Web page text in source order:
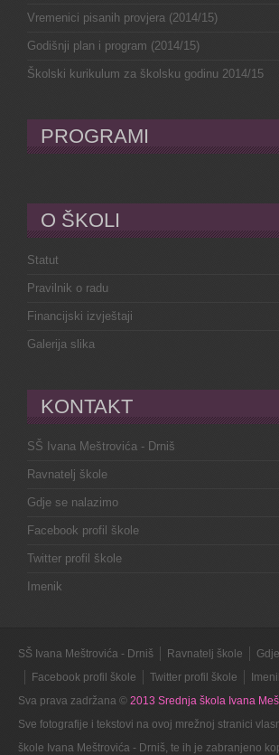
Vremenici pisanih provjera (2014/15)
Godišnji plan i program (2014/15)
Školski kurikulum za školsku godinu 2014/15
PROGRAMI
O ŠKOLI
Statut
Pravilnik o radu
Financijski izvještaji
Galerija slika
KONTAKT
SŠ Ivana Meštrovića - Drniš
Ravnatelj škole
Gdje se nalazimo
Facebook profil škole
Twitter profil škole
Imenik
SŠ Ivana Meštrovića - Drniš Ravnatelj škole
Facebook profil škole
Twitter profil škole
Sva prava zadržana © 2013 Srednja škola Ivana
Sve fotografije i tekstovi na ovoj mrežnoj stranici
škole Ivana Meštrovića - Drniš, te ih je zabranjeno